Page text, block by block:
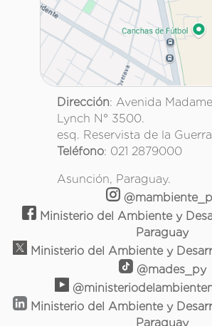
Dirección: Avenida Madame
Lynch N° 3500.
esq. Reservista de la
Teléfono: 021 2879000
Asunción, Paraguay.
Ministerio del Ambiente y
Paraguay
Ministerio del Ambiente y
@mades_py
Ministerio del Ambiente y
Paraguay